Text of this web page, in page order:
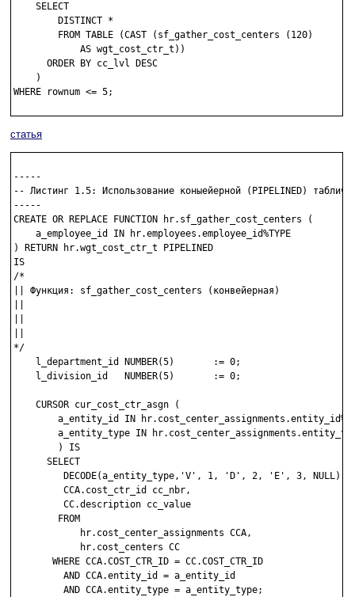
    SELECT
        DISTINCT *
        FROM TABLE (CAST (sf_gather_cost_centers (120)
            AS wgt_cost_ctr_t))
      ORDER BY cc_lvl DESC
    )
WHERE rownum <= 5;
статья
-----
-- Листинг 1.5: Использование коныейерной (PIPELINED)
-----
CREATE OR REPLACE FUNCTION hr.sf_gather_cost_centers (
    a_employee_id IN hr.employees.employee_id%TYPE
) RETURN hr.wgt_cost_ctr_t PIPELINED
IS
/*
|| Функция: sf_gather_cost_centers (конвейерная)
*/
    l_department_id NUMBER(5)       := 0;
    l_division_id   NUMBER(5)       := 0;
    CURSOR cur_cost_ctr_asgn (
a_entity_id IN
a_entity_type IN
        ) IS
      SELECT
DECODE(a_entity_type,'V', 1, 'D', 2, 'E', 3, NULL)
         CCA.cost_ctr_id cc_nbr,
         CC.description cc_value
        FROM
            hr.cost_center_assignments CCA,
            hr.cost_centers CC
       WHERE CCA.COST_CTR_ID = CC.COST_CTR_ID
         AND CCA.entity_id = a_entity_id
         AND CCA.entity_type = a_entity_type;